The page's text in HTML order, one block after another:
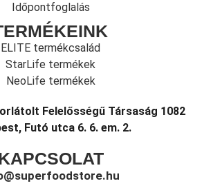
Időpontfoglalás
ELITE termékcsalád
StarLife termékek
NeoLife termékek
Felelősségű Társaság 1082
Futó utca 6. 6. em. 2.